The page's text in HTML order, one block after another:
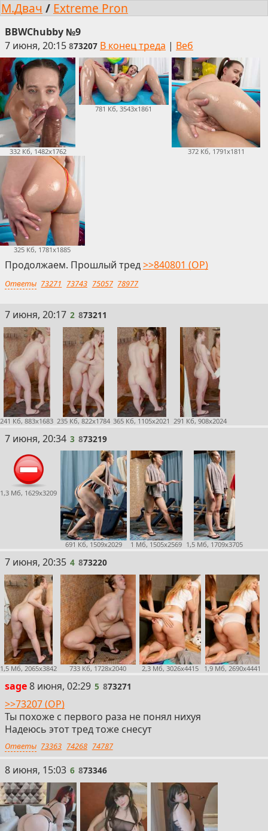
М.Двач / Extreme Pron
BBWChubby №9
7 июня, 20:15 873207 В конец треда | Веб
332 Кб, 1482x1762
781 Кб, 3543x1861
372 Кб, 1791x1811
325 Кб, 1781x1885
Продолжаем. Прошлый тред>>840801 (OP)
Ответы 73271 73743 75057 78977
2
7 июня, 20:17 2 873211
241 Кб, 883x1683 235 Кб, 822x1784 365 Кб, 1105x2021 291 Кб, 908x2024
3
7 июня, 20:34 3 873219
1,3 Мб, 1629x3209
691 Кб, 1509x2029 1 Мб, 1505x2569 1,5 Мб, 1709x3705
4
7 июня, 20:35 4 873220
1,5 Мб, 2065x3842 733 Кб, 1728x2040 2,3 Мб, 3026x4415 1,9 Мб, 2690x4441
sage5
8 июня, 02:29 5 873271
>>73207 (OP)
Ты похоже с первого раза не понял нихуя
Надеюсь этот тред тоже снесут
Ответы 73363 74268 74787
6
8 июня, 15:03 6 873346